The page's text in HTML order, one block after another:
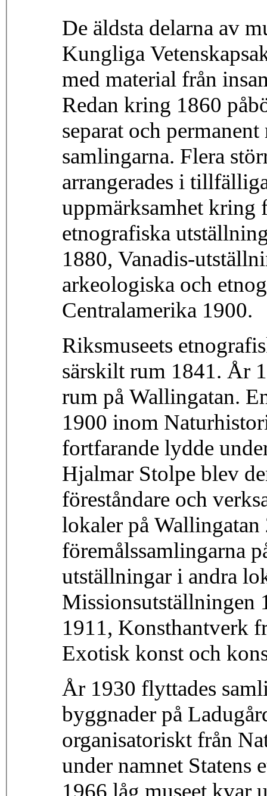
De äldsta delarna av
Kungliga
med material från
Redan kring 1860
separat och
samlingarna. Flera
arrangerades i
uppmärksamhet kring
etnografiska
1880, Vanadis-
arkeologiska och
Centralamerika 1900.
Riksmuseets
särskilt rum 1841. År
rum på Wallingatan.
1900 inom
fortfarande lydde
Hjalmar Stolpe blev
föreståndare och
lokaler på
föremålssamlingarna
utställningar i andra
Missionsutställningen
1911, Konsthantverk
Exotisk konst och
År 1930 flyttades
byggnader på
organisatoriskt från
under namnet Statens
1966 låg museet kvar